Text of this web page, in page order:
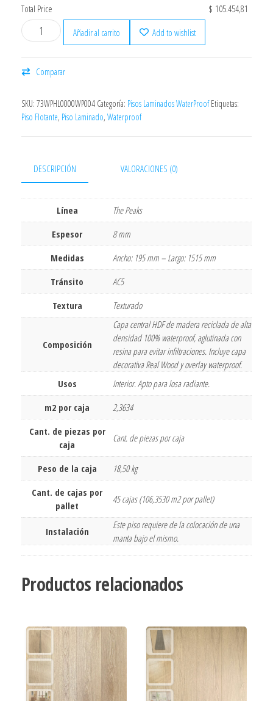
Total Price
$ 105.454,81
Añadir al carrito
Add to wishlist
Comparar
SKU: 73WPHL0000WP004 Categoría: Pisos Laminados WaterProof Etiquetas:
Piso Flotante, Piso Laminado, Waterproof
DESCRIPCIÓN VALORACIONES (0)
Línea
The Peaks
Espesor
8 mm
Medidas
Ancho: 195 mm – Largo: 1515 mm
Tránsito
AC5
Textura
Texturado
Composición
Capa central HDF de madera reciclada de alta
densidad 100% waterproof, aglutinada con
resina para evitar infiltraciones. Incluye capa
decorativa Real Wood y overlay waterproof.
Usos
Interior. Apto para losa radiante.
m2 por caja
2,3634
Cant. de piezas por
caja
Cant. de piezas por caja
Peso de la caja
18,50 kg
Cant. de cajas por
pallet
45 cajas (106,3530 m2 por pallet)
Instalación
Este piso requiere de la colocación de una
manta bajo el mismo.
Productos relacionados